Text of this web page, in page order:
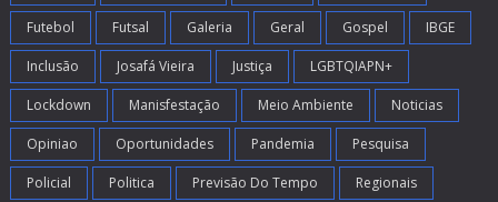
Futebol Futsal Galeria Geral Gospel IBGE
Inclusão Josafá Vieira Justiça LGBTQIAPN+
Lockdown Manisfestação Meio Ambiente Noticias
Opiniao Oportunidades Pandemia Pesquisa
Policial Politica Previsão Do Tempo Regionais